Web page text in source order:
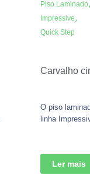
Piso Laminado,
Impressive,
Quick Step
Carvalho
O piso
linha
Ler mais